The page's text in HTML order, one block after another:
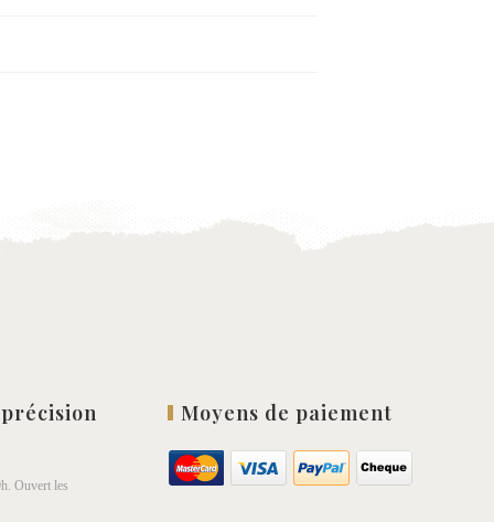
Ouvert les
Moyens de paiement